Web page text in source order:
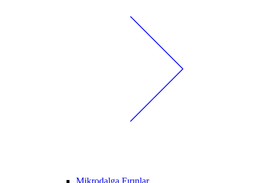
Mikrodalga Fırınlar